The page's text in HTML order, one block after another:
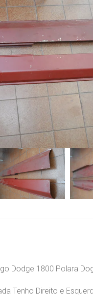
Dodge 1800 Polara
Tenho Direito e